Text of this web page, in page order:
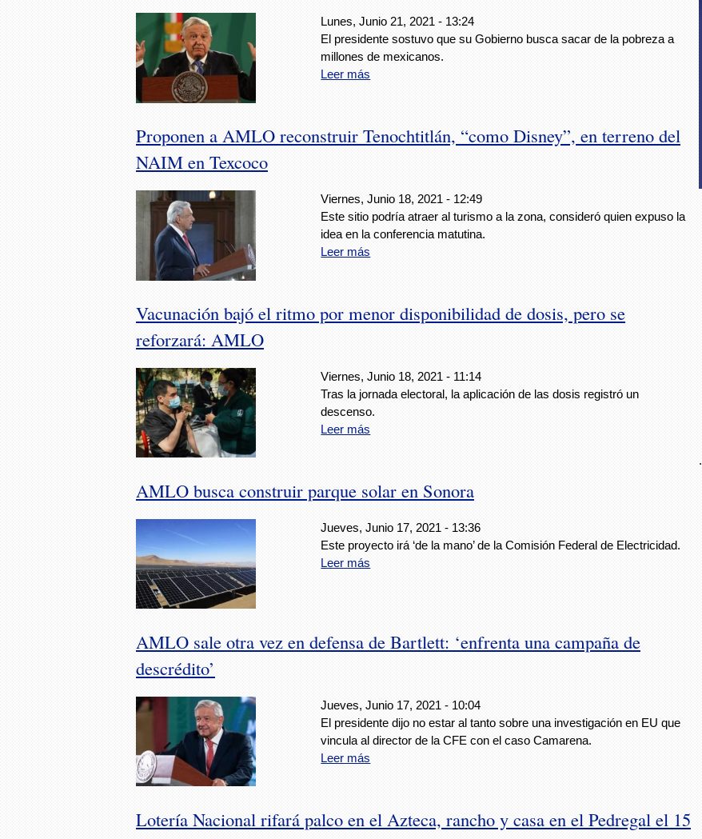
Lunes, Junio 21, 2021 - 13:24
El presidente sostuvo que su Gobierno busca sacar de la pobreza a
millones de mexicanos.
Leer más
Proponen a AMLO reconstruir Tenochtitlán, “como Disney”, en terreno del
NAIM en Texcoco
Viernes, Junio 18, 2021 - 12:49
Este sitio podría atraer al turismo a la zona, consideró quien expuso la
idea en la conferencia matutina.
Leer más
Vacunación bajó el ritmo por menor disponibilidad de dosis, pero se
reforzará: AMLO
Viernes, Junio 18, 2021 - 11:14
Tras la jornada electoral, la aplicación de las dosis registró un
descenso.
Leer más
AMLO busca construir parque solar en Sonora
Jueves, Junio 17, 2021 - 13:36
Este proyecto irá ‘de la mano’ de la Comisión Federal de Electricidad.
Leer más
AMLO sale otra vez en defensa de Bartlett: ‘enfrenta una campaña de
descrédito’
Jueves, Junio 17, 2021 - 10:04
El presidente dijo no estar al tanto sobre una investigación en EU que
vincula al director de la CFE con el caso Camarena.
Leer más
Lotería Nacional rifará palco en el Azteca, rancho y casa en el Pedregal el 15
.